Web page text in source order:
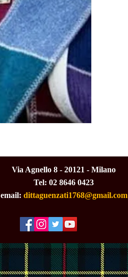
Via Agnello 8 - 20121 - Milano
Tel: 02 8646 0423
email: dittaguenzati1768@gmail.com